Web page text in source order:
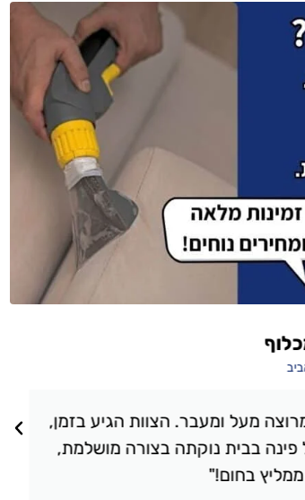
מעל ומעבר. הצוות הגיע בזמן,
בבית נוקתה בצורה מושלמת,
בחום!"